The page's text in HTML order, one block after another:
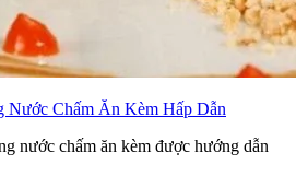
Nước Chấm Ăn Kèm Hấp Dẫn
nước chấm ăn kèm được hướng dẫn